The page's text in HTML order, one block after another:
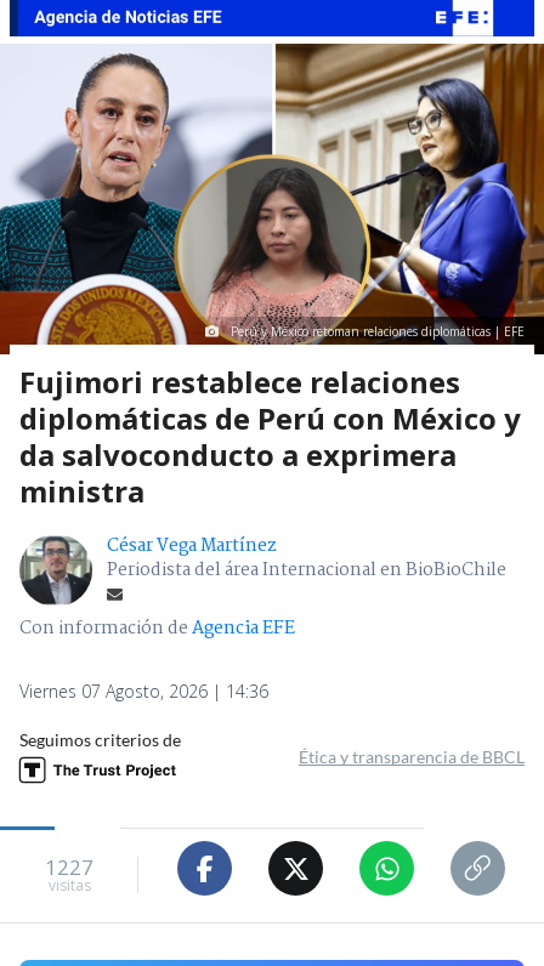
Perú y México retoman relaciones diplomáticas | EFE
Fujimori restablece relaciones
diplomáticas de Perú con México y
da salvoconducto a exprimera
ministra
César Vega Martínez
Periodista del área Internacional en BioBioChile
Con información deAgencia EFE
Viernes 07 Agosto, 2026 | 14:36
Seguimos criterios de
Ética y transparencia de BBCL
1227
visitas